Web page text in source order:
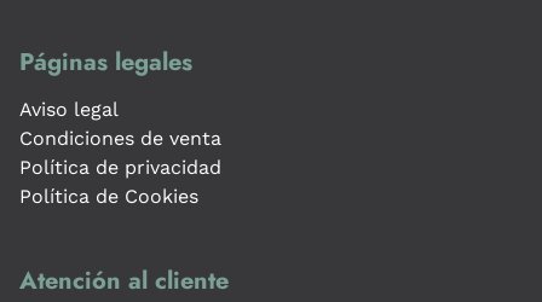
Páginas legales
Aviso legal
Condiciones de venta
Política de privacidad
Política de Cookies
Atención al cliente